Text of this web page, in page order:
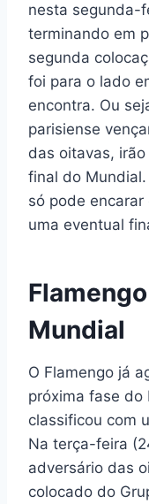
nesta segunda-
terminando em
segunda
foi para o lado
encontra. Ou
parisiense
das oitavas,
final do
só pode
uma eventual
Mundial
O Flamengo já
próxima fase do
classificou com
Na terça-feira
adversário das
colocado do